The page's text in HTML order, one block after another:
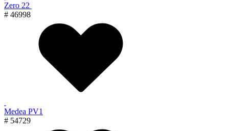
Zero 22
# 46998
Medea PV1
# 54729